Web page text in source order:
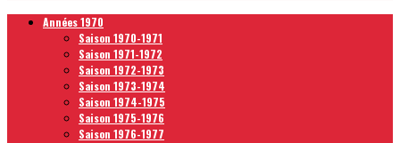
Années 1970
Saison 1970-1971
Saison 1971-1972
Saison 1972-1973
Saison 1973-1974
Saison 1974-1975
Saison 1975-1976
Saison 1976-1977